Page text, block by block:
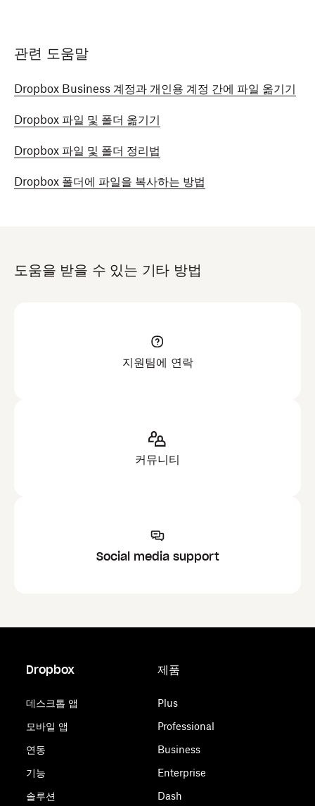
관련 도움말
Dropbox Business 계정과 개인용 계정 간에 파일 옮기기
Dropbox 파일 및 폴더 옮기기
Dropbox 파일 및 폴더 정리법
Dropbox 폴더에 파일을 복사하는 방법
도움을 받을 수 있는 기타 방법
지원팀에 연락
커뮤니티
Social media support
Dropbox
데스크톱 앱
모바일 앱
연동
기능
솔루션
제품
Plus
Professional
Business
Enterprise
Dash